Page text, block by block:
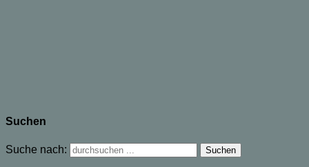
Suchen
Suche nach: